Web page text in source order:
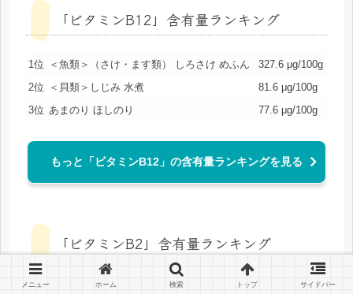
「ビタミンB12」含有量ランキング
1位 ＜魚類＞（さけ・ます類） しろさけ めふん
327.6 μg/100g
2位
＜貝類＞しじみ 水煮
81.6 μg/100g
3位 あまのり ほしのり 77.6 μg/100g
もっと「ビタミンB12」の含有量ランキングを見る
「ビタミンB2」含有量ランキング
1位 ＜魚類＞（さけ・ます類） しろさけ めふん 6.4 mg/100g
メニュー ホーム 検索 トップ サイドバー